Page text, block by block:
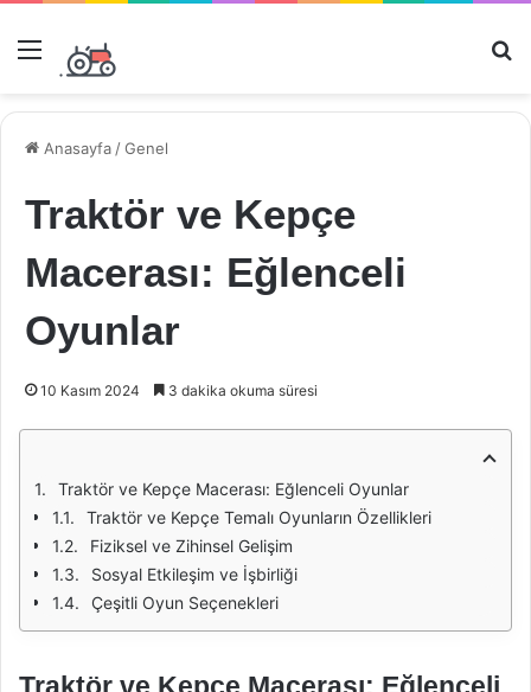
Menü
Anasayfa /Genel
Traktör ve Kepçe
Macerası: Eğlenceli
Oyunlar
10 Kasım 2024 3 dakika okuma süresi
Traktör ve Kepçe Macerası: Eğlenceli Oyunlar
Traktör ve Kepçe Temalı Oyunların Özellikleri
Fiziksel ve Zihinsel Gelişim
Sosyal Etkileşim ve İşbirliği
Çeşitli Oyun Seçenekleri